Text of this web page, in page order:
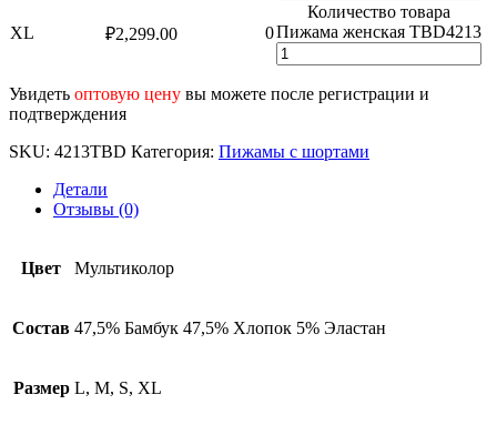
XL ₽2,299.00 0
Количество товара
Пижама женская TBD4213
Увидеть оптовую цену вы можете после регистрации и
подтверждения
SKU: 4213TBD Категория: Пижамы с шортами
Детали
Отзывы (0)
Цвет Мультиколор
Состав 47,5% Бамбук 47,5% Хлопок 5% Эластан
Размер L, M, S, XL